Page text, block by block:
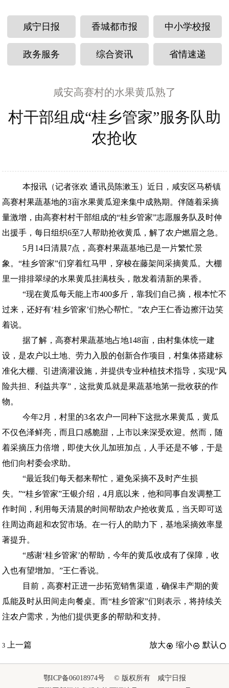
咸宁日报 香城都市报 中小学校报
政务服务 综合资讯 省情速递
咸安高赛村的水果黄瓜熟了
村干部组成“桂乡管家”服务队助
农抢收
本报讯（记者张欢 通讯员陈漱玉）近日，咸安区马桥镇
高赛村果蔬基地的3亩水果黄瓜迎来集中成熟期。伴随着采摘
量激增，由高赛村村干部组成的“桂乡管家”志愿服务队及时伸
出援手，每日组织6至7人帮助抢收黄瓜，解了农户燃眉之急。
5月14日清晨7点，高赛村果蔬基地已是一片繁忙景
象。“桂乡管家”们穿着红马甲，穿梭在藤架间采摘黄瓜。大棚
里一排排翠绿的水果黄瓜挂满枝头，散发着清新的果香。
“现在黄瓜每天能上市400多斤，靠我们自己摘，根本忙不
过来，还好有‘桂乡管家’们热心帮忙。”农户王仁香边擦汗边笑
着说。
据了解，高赛村果蔬基地占地148亩，由村集体统一建
设，是农户以土地、劳力入股的创新合作项目，村集体搭建标
准化大棚、引进滴灌设施，并提供专业种植技术指导，实现“风
险共担、利益共享”，这批黄瓜就是果蔬基地第一批收获的作
物。
今年2月，村里的3名农户一同种下这批水果黄瓜，黄瓜
不仅色泽鲜亮，而且口感脆甜，上市以来深受欢迎。然而，随
着采摘压力倍增，即使大伙儿加班加点，人手还是不够，于是
他们向村委会求助。
“最近我们每天都来帮忙，避免采摘不及时产生损
失。”“桂乡管家”王银介绍，4月底以来，他和同事自发调整工
作时间，利用每天清晨的时间帮助农户抢收黄瓜，当天即可送
往周边商超和农贸市场。在一行人的助力下，基地采摘效率显
著提升。
“感谢‘桂乡管家’的帮助，今年的黄瓜收成有了保障，收
入也有望增加。”王仁香说。
目前，高赛村正进一步拓宽销售渠道，确保丰产期的黄
瓜能及时从田间走向餐桌。而“桂乡管家”们则表示，将持续关
注农户需求，为他们提供更多的帮助和支持。
3 上一篇 放大 缩小 默认
鄂ICP备06018974号 © 版权所有 咸宁日报